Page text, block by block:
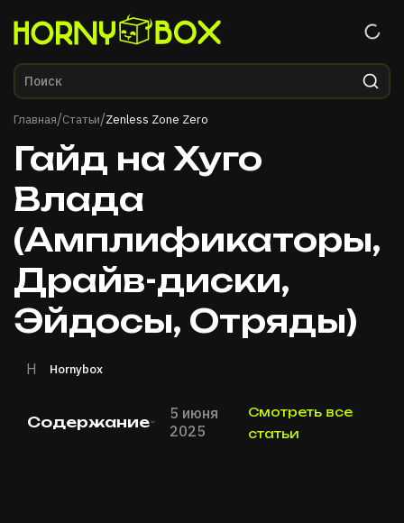
Главная/Статьи/Zenless Zone Zero
Гайд на Хуго
Влада
(Амплификаторы,
Драйв-диски,
Эйдосы, Отряды)
H Hornybox
Содержание
5 июня
2025
Смотреть все
статьи